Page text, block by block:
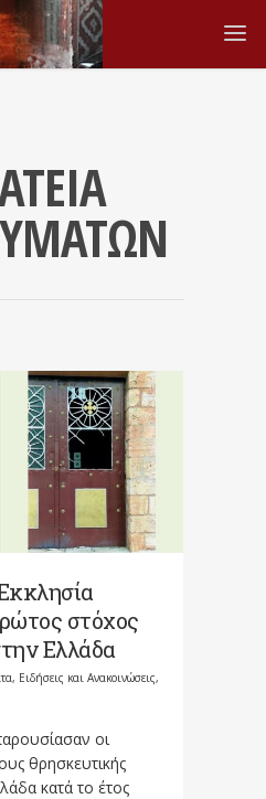
στόχος
Ελλάδα
, Ειδήσεις και Ανακοινώσεις,
οι
θρησκευτικής
κατά το έτος